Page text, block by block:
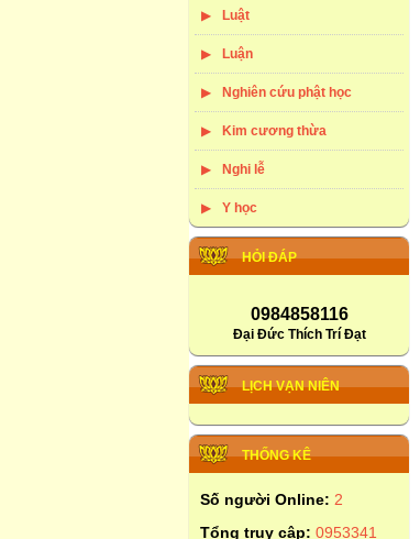
Luật
Luận
Nghiên cứu phật học
Kim cương thừa
Nghi lễ
Y học
HỎI ĐÁP
0984858116
Đại Đức Thích Trí Đạt
LỊCH VẠN NIÊN
THỐNG KÊ
Số người Online: 2
Tổng truy cập: 0953341